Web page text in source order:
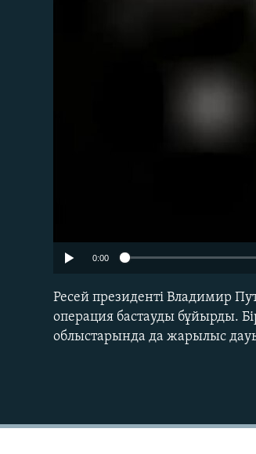
0:00
Ресей президенті Владимир
операция бастауды бұйырды.
облыстарында да жарылыс